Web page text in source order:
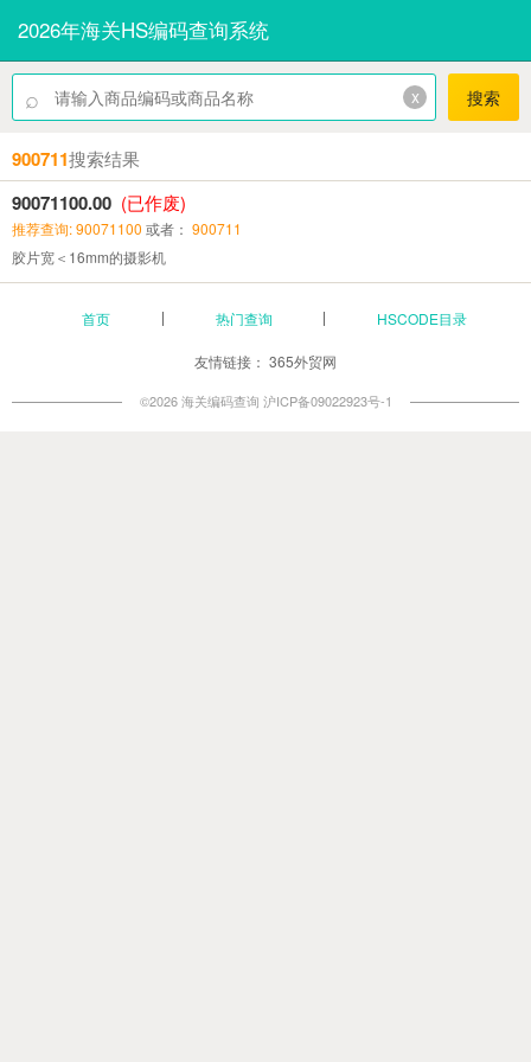
2026年海关HS编码查询系统
⌕ x 搜索
900711搜索结果
90071100.00 (已作废)
推荐查询: 90071100 或者： 900711
胶片宽＜16mm的摄影机
首页 热门查询 HSCODE目录
友情链接： 365外贸网
©2026 海关编码查询 沪ICP备09022923号-1